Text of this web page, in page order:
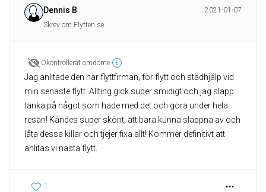
Dennis B
2021-01-07
Skrev om Flytten.se
Okontrollerat omdöme
Jag anlitade den här flyttfirman, för flytt och städhjälp vid
min senaste flytt. Allting gick super smidigt och jag slapp
tänka på något som hade med det och göra under hela
resan! Kändes super skönt, att bara kunna slappna av och
låta dessa killar och tjejer fixa allt! Kommer definitivt att
anlitas vi nästa flytt.
1